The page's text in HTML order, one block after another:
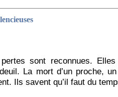
sont reconnues.
La mort d’un proche,
Ils savent qu’il faut du